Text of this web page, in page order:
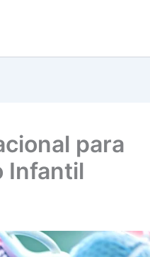
para
Infantil